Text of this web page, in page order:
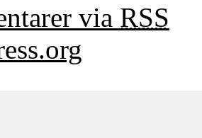
via RSS